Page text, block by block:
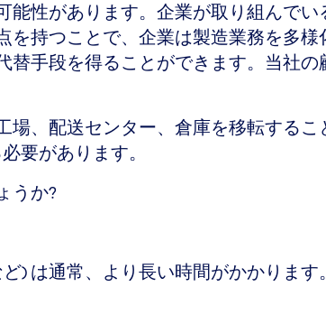
性があります。企業が取り組んで
持つことで、企業は製造業務を多
手段を得ることができます。当社
場、配送センター、倉庫を移転する
要があります。
うか?
) は通常、より長い時間がかかりま